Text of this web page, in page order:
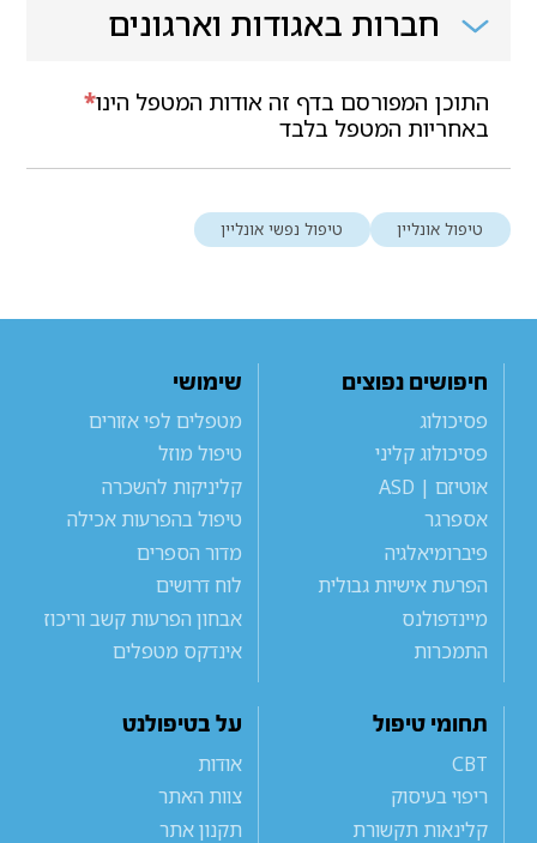
חברות באגודות וארגונים
*התוכן המפורסם בדף זה אודות המטפל הינו
באחריות המטפל בלבד
טיפול אונליין טיפול נפשי אונליין
חיפושים נפוצים
פסיכולוג
פסיכולוג קליני
אוטיזם | ASD
אספרגר
פיברומיאלגיה
הפרעת אישיות גבולית
מיינדפולנס
התמכרות
שימושי
מטפלים לפי אזורים
טיפול מוזל
קליניקות להשכרה
טיפול בהפרעות אכילה
מדור הספרים
לוח דרושים
אבחון הפרעות קשב וריכוז
אינדקס מטפלים
תחומי טיפול
CBT
ריפוי בעיסוק
קלינאות תקשורת
על בטיפולנט
אודות
צוות האתר
תקנון אתר